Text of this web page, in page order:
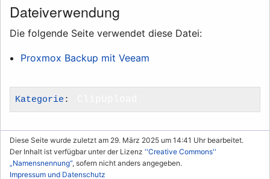
Dateiverwendung
Die folgende Seite verwendet diese Datei:
Proxmox Backup mit Veeam
Kategorie :
Diese Seite wurde zuletzt am 29. März 2025 um 14:41 Uhr bearbeitet.
Der Inhalt ist verfügbar unter der Lizenz ''Creative Commons''
„Namensnennung“, sofern nicht anders angegeben.
Impressum und Datenschutz